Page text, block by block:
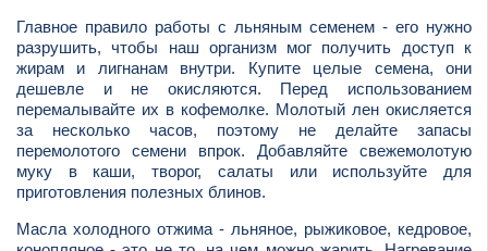
Главное правило работы с льняным семенем - его нужно
разрушить, чтобы наш организм мог получить доступ к
жирам и лигнанам внутри. Купите целые семена, они
дешевле и не окисляются. Перед использованием
перемалывайте их в кофемолке. Молотый лен окисляется
за несколько часов, поэтому не делайте запасы
перемолотого семени впрок. Добавляйте свежемолотую
муку в каши, творог, салаты или используйте для
приготовления полезных блинов.
Масла холодного отжима - льняное, рыжиковое, кедровое,